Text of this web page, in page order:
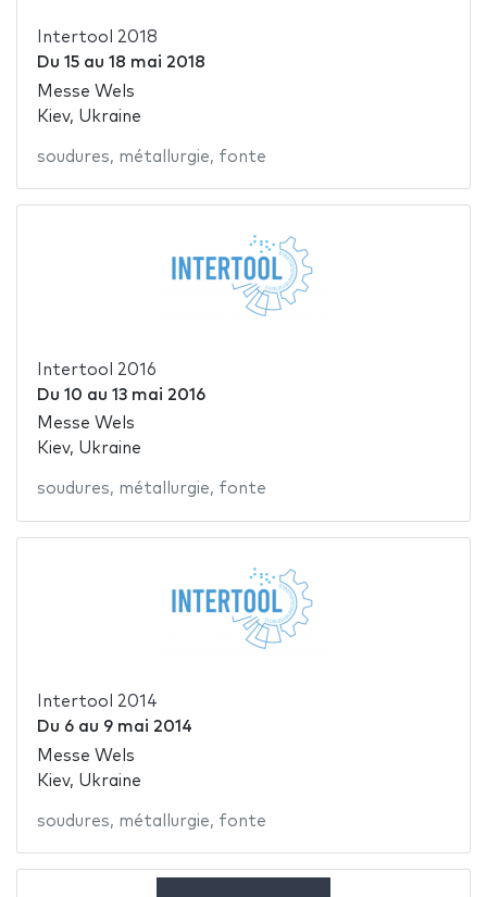
Intertool 2018
Du 15au 18 mai 2018
Messe Wels
Kiev, Ukraine
soudures, métallurgie, fonte
Intertool 2016
Du 10 au 13 mai 2016
Messe Wels
Kiev, Ukraine
soudures, métallurgie, fonte
Intertool 2014
Du 6au 9 mai 2014
Messe Wels
Kiev, Ukraine
soudures, métallurgie, fonte